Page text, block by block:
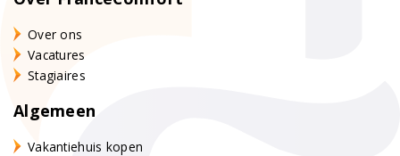
Over ons
Vacatures
Stagiaires
Algemeen
Vakantiehuis kopen